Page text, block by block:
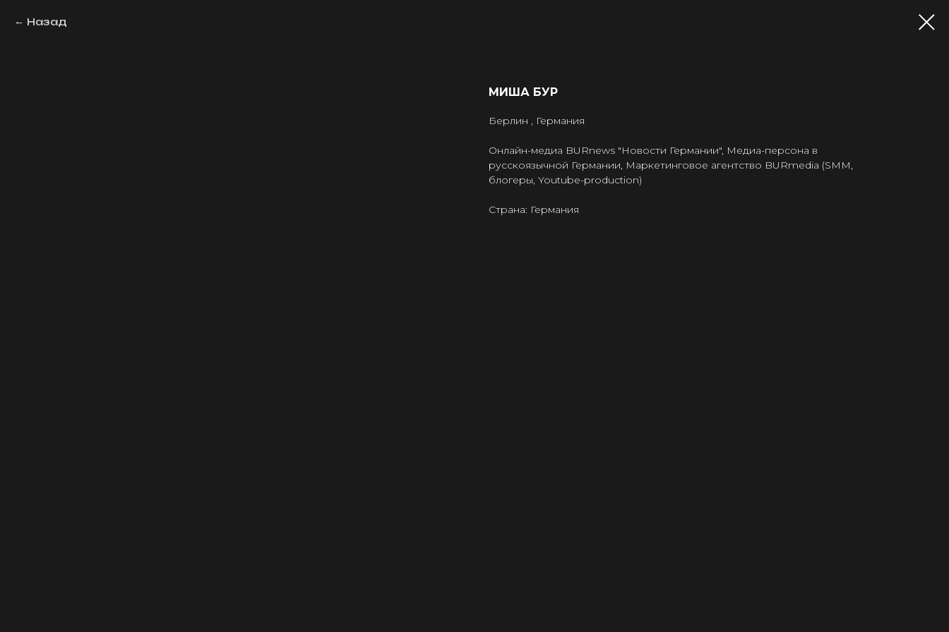
Назад
МИША БУР
Берлин , Германия
Онлайн-медиа BURnews "Новости Германии", Медиа-персона в
русскоязычной Германии, Маркетинговое агентство BURmedia (SMM,
блогеры, Youtube-production)
Страна: Германия